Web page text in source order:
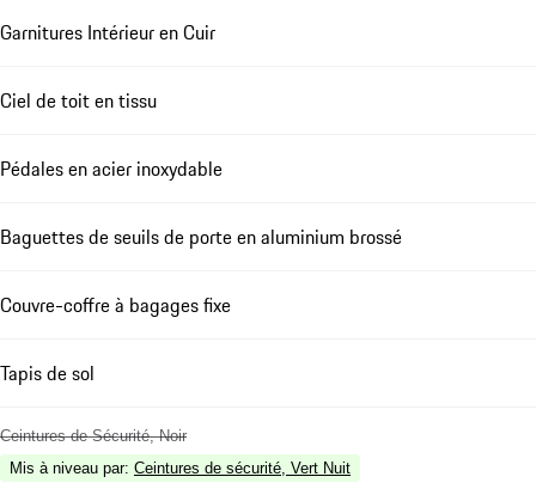
Garnitures Intérieur en Cuir
Ciel de toit en tissu
Pédales en acier inoxydable
Baguettes de seuils de porte en aluminium brossé
Couvre-coffre à bagages fixe
Tapis de sol
Ceintures de Sécurité, Noir
Mis à niveau par: Ceintures de sécurité, Vert Nuit